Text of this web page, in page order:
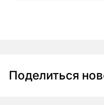
Поделиться